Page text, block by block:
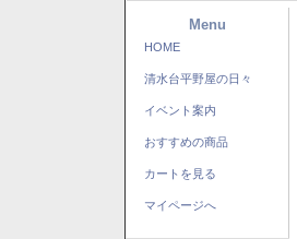
Menu
HOME
清水台平野屋の日々
イベント案内
おすすめの商品
カートを見る
マイページへ